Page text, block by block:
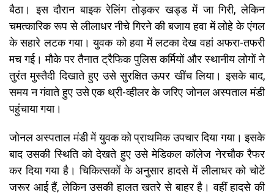
बैठा। इस दौरान बाइक रेलिंग तोड़कर खड्ड में जा गिरी, लेकिन
चमत्कारिक रूप से लीलाधर नीचे गिरने की बजाय हवा में लोहे के एंगल
के सहारे लटक गया। युवक को हवा में लटका देख वहां अफरा-तफरी
मच गई। मौके पर तैनात ट्रैफिक पुलिस कर्मियों और स्थानीय लोगों ने
तुरंत मुस्तैदी दिखाते हुए उसे सुरक्षित ऊपर खींच लिया। इसके बाद,
समय न गंवाते हुए उसे एक थ्री-व्हीलर के जरिए जोनल अस्पताल मंडी
पहुंचाया गया।
जोनल अस्पताल मंडी में युवक को प्राथमिक उपचार दिया गया। इसके
बाद उसकी स्थिति को देखते हुए उसे मेडिकल कॉलेज नेरचौक रैफर
कर दिया गया है। चिकित्सकों के अनुसार हादसे में लीलाधर को चोटें
जरूर आई हैं, लेकिन उसकी हालत खतरे से बाहर है। वहीं हादसे की